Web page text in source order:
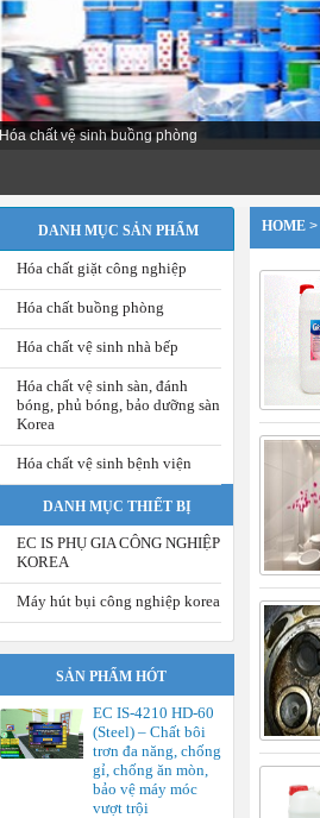
Hóa chất vệ sinh nhà bếp
DANH MỤC SẢN PHẨM
Hóa chất giặt công nghiệp
Hóa chất buồng phòng
Hóa chất vệ sinh nhà bếp
Hóa chất vệ sinh sàn, đánh
bóng, phủ bóng, bảo dưỡng sàn
Korea
Hóa chất vệ sinh bệnh viện
DANH MỤC THIẾT BỊ
EC IS PHỤ GIA CÔNG NGHIỆP
KOREA
Máy hút bụi công nghiệp korea
SẢN PHẨM HÓT
EC IS-4210 HD-60
(Steel) – Chất bôi
trơn đa năng, chống
gỉ, chống ăn mòn,
bảo vệ máy móc
vượt trội
HOME >